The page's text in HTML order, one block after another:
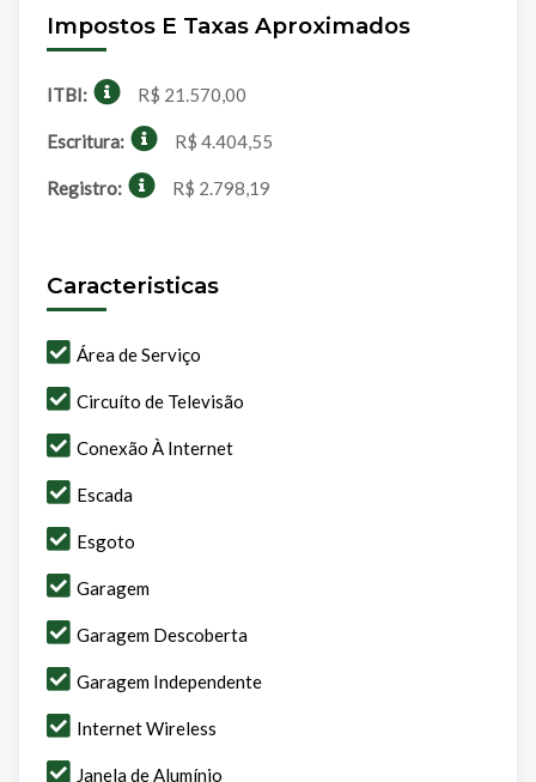
Impostos E Taxas Aproximados
ITBI: R$ 21.570,00
Escritura: R$ 4.404,55
Registro: R$ 2.798,19
Caracteristicas
Área de Serviço
Circuíto de Televisão
Conexão À Internet
Escada
Esgoto
Garagem
Garagem Descoberta
Garagem Independente
Internet Wireless
Janela de Alumínio